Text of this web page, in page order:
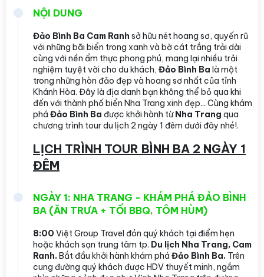
NỘI DUNG
Đảo Bình Ba Cam Ranh sở hữu nét hoang sơ, quyến rũ
với những bãi biển trong xanh và bờ cát trắng trải dài
cùng với nền ẩm thực phong phú, mang lại nhiều trải
nghiệm tuyệt vời cho du khách, Đảo Bình Ba là một
trong những hòn đảo đẹp và hoang sơ nhất của tỉnh
Khánh Hòa. Đây là địa danh bạn không thể bỏ qua khi
đến với thành phố biển Nha Trang xinh đẹp... Cùng khám
phá Đảo Bình Ba được khởi hành từNha Trang qua
chương trình tour du lịch 2 ngày 1 đêm dưới đây nhé!.
LỊCH TRÌNH TOUR BÌNH BA 2 NGÀY 1
ĐÊM
NGÀY 1: NHA TRANG - KHÁM PHÁ ĐẢO BÌNH
BA (ĂN TRƯA + TỐI BBQ, TÔM HÙM)
8:00 Việt Group Travel đón quý khách tại điểm hẹn
hoặc khách sạn trung tâm tp. Du lịch Nha Trang, Cam
Ranh. Bắt đầu khởi hành khám phá Đảo Bình Ba. Trên
cung đường quý khách được HDV thuyết minh, ngắm